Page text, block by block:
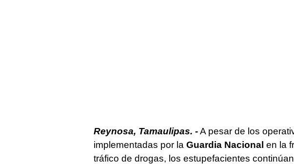
Reynosa, Tamaulipas. -A pesar de los
implementadas por la Guardia Nacional en la
tráfico de drogas, los estupefacientes